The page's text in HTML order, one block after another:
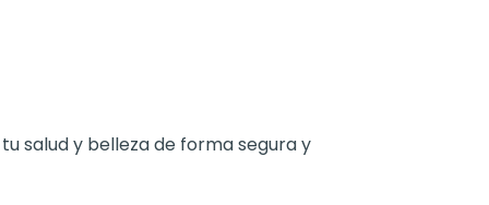
salud y belleza de forma segura y